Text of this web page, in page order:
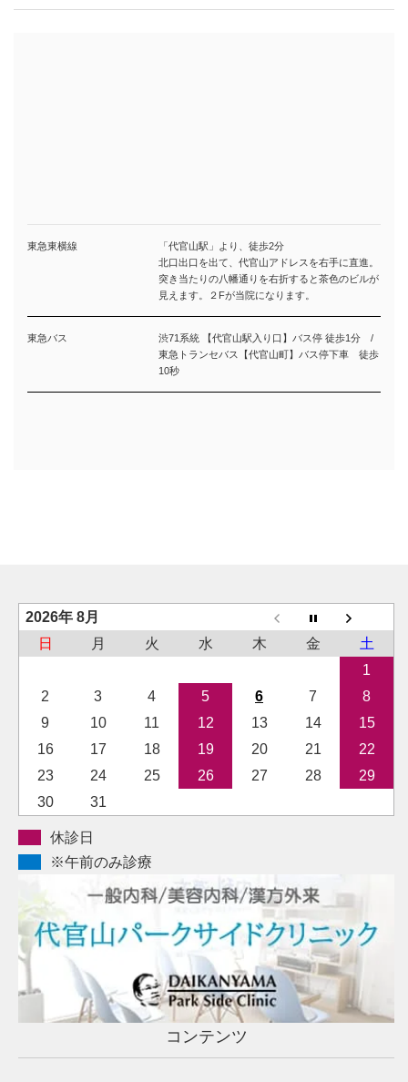
東急東横線
「代官山駅」より、徒歩2分
北口出口を出て、代官山アドレスを右手に直進。
突き当たりの八幡通りを右折すると茶色のビルが
見えます。２Fが当院になります。
東急バス
渋71系統 【代官山駅入り口】バス停 徒歩1分 /
東急トランセバス【代官山町】バス停下車 徒歩
10秒
2026年 8月
日
月 火 水 木 金
土
1
2
3 4 5 6 7
8
9
10 11 12 13 14
15
16
17 18 19 20 21
22
23
24 25 26 27 28
29
30
31
休診日
※午前のみ診療
コンテンツ